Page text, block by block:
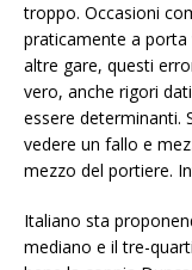
troppo. Occasioni
praticamente a
altre gare, questi
vero, anche rigori
essere determinanti.
vedere un fallo e
mezzo del portiere.
Italiano sta
mediano e il tre-